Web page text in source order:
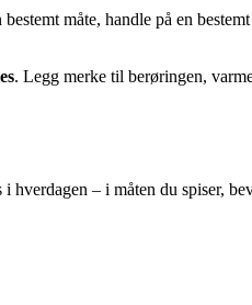
måte, handle på en
. Legg merke til berøringen,
– i måten du spiser,